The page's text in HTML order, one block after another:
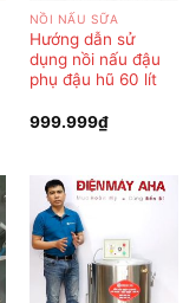
NỒI NẤU SỮA
Hướng dẫn sử
dụng nồi nấu đậu
phụ đậu hũ 60 lít
999.999₫